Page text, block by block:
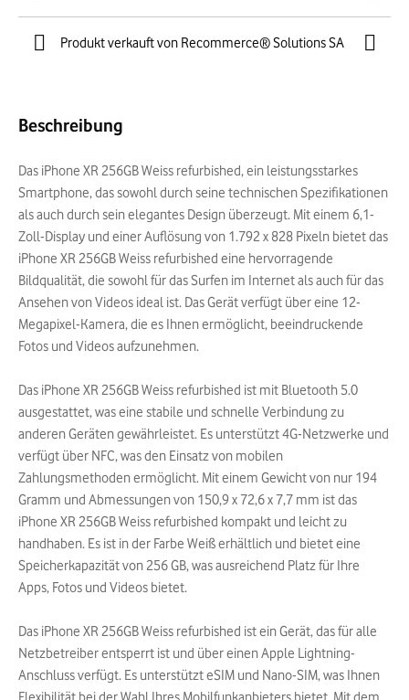
Produkt verkauft von Recommerce® Solutions SA
Beschreibung
Das iPhone XR 256GB Weiss refurbished, ein leistungsstarkes
Smartphone, das sowohl durch seine technischen Spezifikationen
als auch durch sein elegantes Design überzeugt. Mit einem 6,1-
Zoll-Display und einer Auflösung von 1.792 x 828 Pixeln bietet das
iPhone XR 256GB Weiss refurbished eine hervorragende
Bildqualität, die sowohl für das Surfen im Internet als auch für das
Ansehen von Videos ideal ist. Das Gerät verfügt über eine 12-
Megapixel-Kamera, die es Ihnen ermöglicht, beeindruckende
Fotos und Videos aufzunehmen.
Das iPhone XR 256GB Weiss refurbished ist mit Bluetooth 5.0
ausgestattet, was eine stabile und schnelle Verbindung zu
anderen Geräten gewährleistet. Es unterstützt 4G-Netzwerke und
verfügt über NFC, was den Einsatz von mobilen
Zahlungsmethoden ermöglicht. Mit einem Gewicht von nur 194
Gramm und Abmessungen von 150,9 x 72,6 x 7,7 mm ist das
iPhone XR 256GB Weiss refurbished kompakt und leicht zu
handhaben. Es ist in der Farbe Weiß erhältlich und bietet eine
Speicherkapazität von 256 GB, was ausreichend Platz für Ihre
Apps, Fotos und Videos bietet.
Das iPhone XR 256GB Weiss refurbished ist ein Gerät, das für alle
Netzbetreiber entsperrt ist und über einen Apple Lightning-
Anschluss verfügt. Es unterstützt eSIM und Nano-SIM, was Ihnen